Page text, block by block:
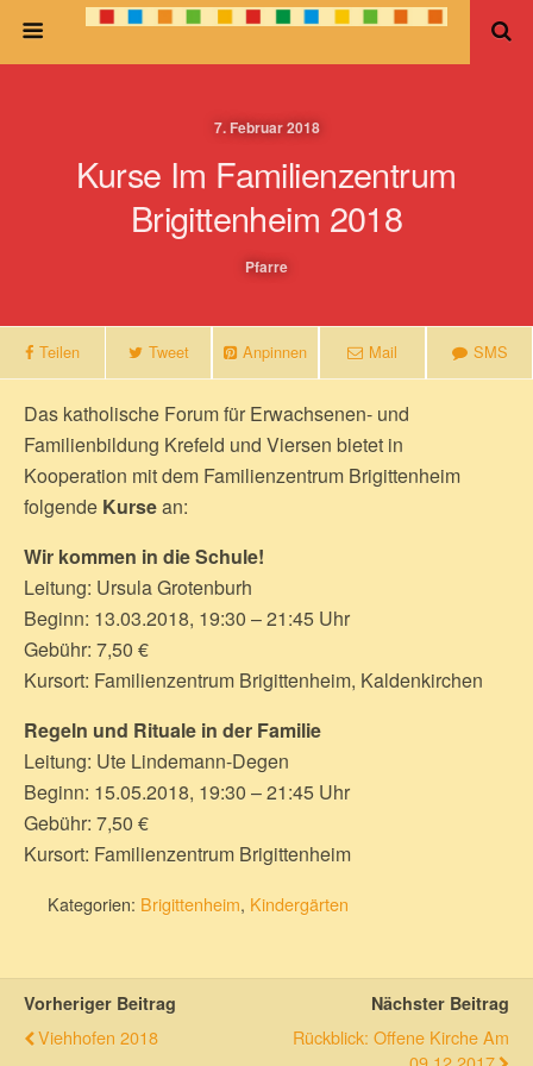
7. Februar 2018
Kurse Im Familienzentrum
Brigittenheim 2018
Pfarre
Teilen Tweet Anpinnen Mail SMS
Das katholische Forum für Erwachsenen- und
Familienbildung Krefeld und Viersen bietet in
Kooperation mit dem Familienzentrum Brigittenheim
folgende Kursean:
Wir kommen in die Schule!
Leitung: Ursula Grotenburh
Beginn: 13.03.2018, 19:30 – 21:45 Uhr
Gebühr: 7,50 €
Kursort: Familienzentrum Brigittenheim, Kaldenkirchen
Regeln und Rituale in der Familie
Leitung: Ute Lindemann-Degen
Beginn: 15.05.2018, 19:30 – 21:45 Uhr
Gebühr: 7,50 €
Kursort: Familienzentrum Brigittenheim
Kategorien: Brigittenheim, Kindergärten
Vorheriger Beitrag
Viehhofen 2018
Nächster Beitrag
Rückblick: Offene Kirche Am